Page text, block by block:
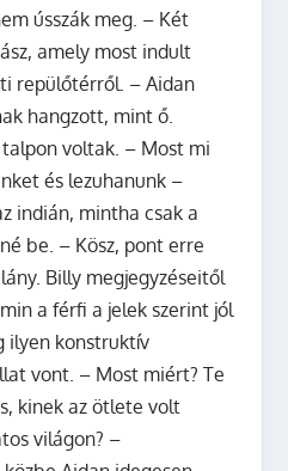
ússzák meg. – Két
amely most indult
repülőtérről. – Aidan
hangzott, mint ő.
voltak. – Most mi
és lezuhanunk –
indián, mintha csak a
be. – Kösz, pont erre
Billy megjegyzéseitől
a férfi a jelek szerint jól
ilyen konstruktív
vont. – Most miért? Te
kinek az ötlete volt
világon? –